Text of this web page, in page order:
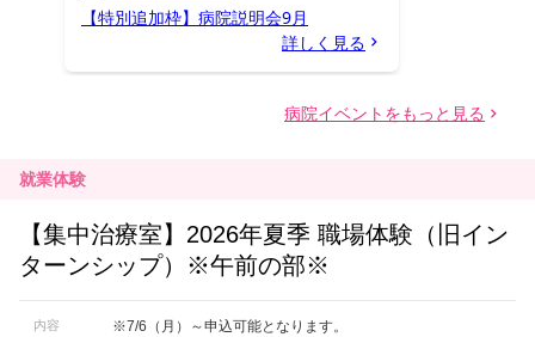
就業体験
【集中治療室】2026年夏季 職場体験（旧イン
ターンシップ）※午前の部※
内容 ※7/6（月）～申込可能となります。